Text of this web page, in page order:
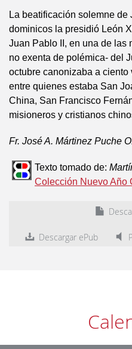
La beatificación solemne
dominicos la presidió León
Juan Pablo II, en una de las
no exenta de polémica- del
octubre canonizaba a ciento
entre quienes estaba San
China, San Francisco
misioneros y cristianos
Fr. José A. Mártinez Puche
Texto tomado de:
Colección Nuevo Año
Descargar ePub